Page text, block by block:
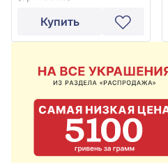
Купить